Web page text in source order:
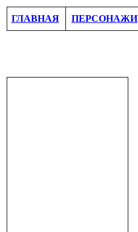
ГЛАВНАЯ ПЕРСОНАЖИ